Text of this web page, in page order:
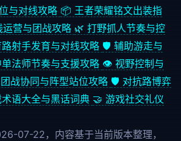
与对线攻略 📦 王者荣耀铭文出装指
运营与团战攻略 🌿 打野抓人节奏与控
射手发育与对线攻略 🛡️ 辅助游走与
单法师节奏与支援攻略 👁️ 视野控制与
团战协同与阵型站位攻略 🛡️ 对抗路博弈
语大全与黑话词典 🤝 游戏社交礼仪
07-22，内容基于当前版本整理，